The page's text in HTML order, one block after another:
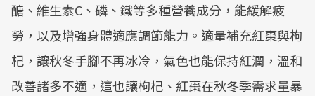
醣、維生素C、磷、鐵等多種營養成分，能緩解疲
勞，以及增強身體適應調節能力。適量補充紅棗與枸
杞，讓秋冬手腳不再冰冷，氣色也能保持紅潤，溫和
改善諸多不適，這也讓枸杞、紅棗在秋冬季需求量暴